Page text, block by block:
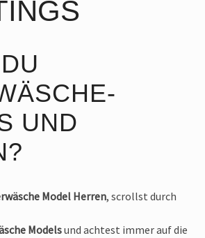
UND
Model Herren, scrollst durch
Modelsund achtest immer auf die